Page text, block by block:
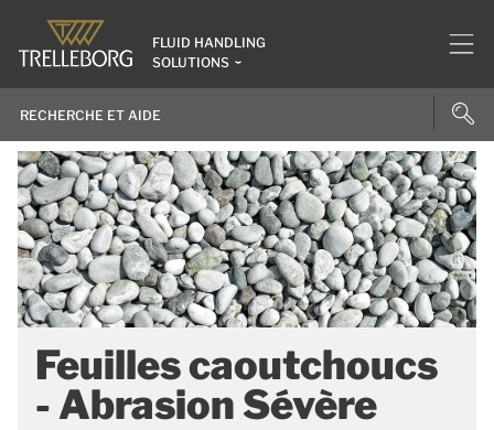
FLUID HANDLING
SOLUTIONS
Feuilles caoutchoucs
- Abrasion Sévère